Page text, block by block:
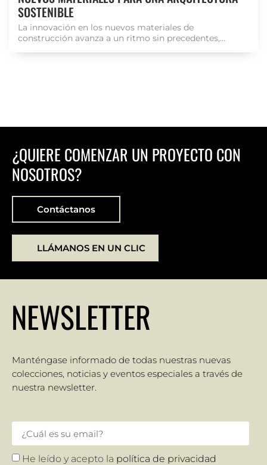
SOSTENIBLE
La innovación en los nuevos materiales de
construcción avanza a un ritmo sin precedentes,...
¿QUIERE COMENZAR UN PROYECTO CON
NOSOTROS?
Contáctanos
LLÁMANOS EN UN CLIC
NEWSLETTER
Manténgase informado de todas nuestras nuevas
colecciones, noticias y eventos especiales a través de
nuestra newsletter.
He leído y acepto la política de privacidad